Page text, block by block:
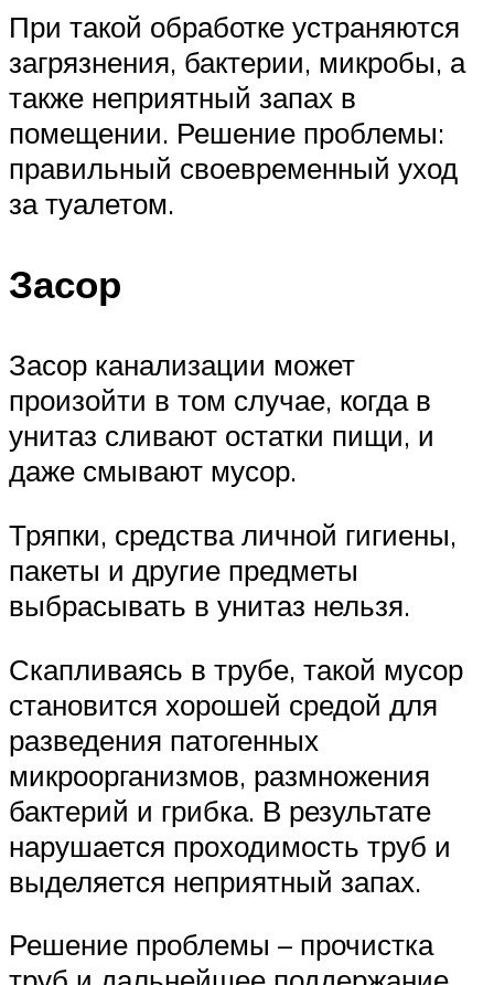
При такой обработке устраняются
загрязнения, бактерии, микробы, а
также неприятный запах в
помещении. Решение проблемы:
правильный своевременный уход
за туалетом.
Засор
Засор канализации может
произойти в том случае, когда в
унитаз сливают остатки пищи, и
даже смывают мусор.
Тряпки, средства личной гигиены,
пакеты и другие предметы
выбрасывать в унитаз нельзя.
Скапливаясь в трубе, такой мусор
становится хорошей средой для
разведения патогенных
микроорганизмов, размножения
бактерий и грибка. В результате
нарушается проходимость труб и
выделяется неприятный запах.
Решение проблемы – прочистка